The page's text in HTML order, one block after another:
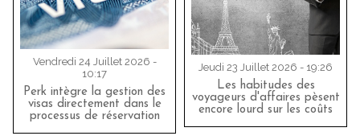
Vendredi 24 Juillet 2026 -
10:17
Perk intègre la gestion des
visas directement dans le
processus de réservation
Jeudi 23 Juillet 2026 - 19:26
Les habitudes des
voyageurs d'affaires pèsent
encore lourd sur les coûts